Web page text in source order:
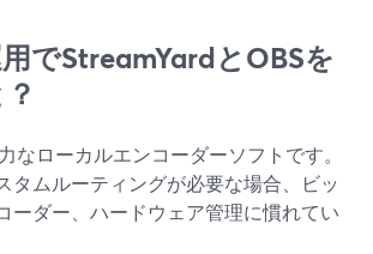
でStreamYardとOBSを
なローカルエンコーダーソフトです。
タムルーティングが必要な場合、ビッ
ーダー、ハードウェア管理に慣れてい